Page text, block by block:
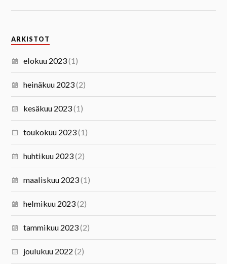
ARKISTOT
elokuu 2023(1)
heinäkuu 2023(2)
kesäkuu 2023(1)
toukokuu 2023(1)
huhtikuu 2023(2)
maaliskuu 2023(1)
helmikuu 2023(2)
tammikuu 2023(2)
joulukuu 2022 (2)